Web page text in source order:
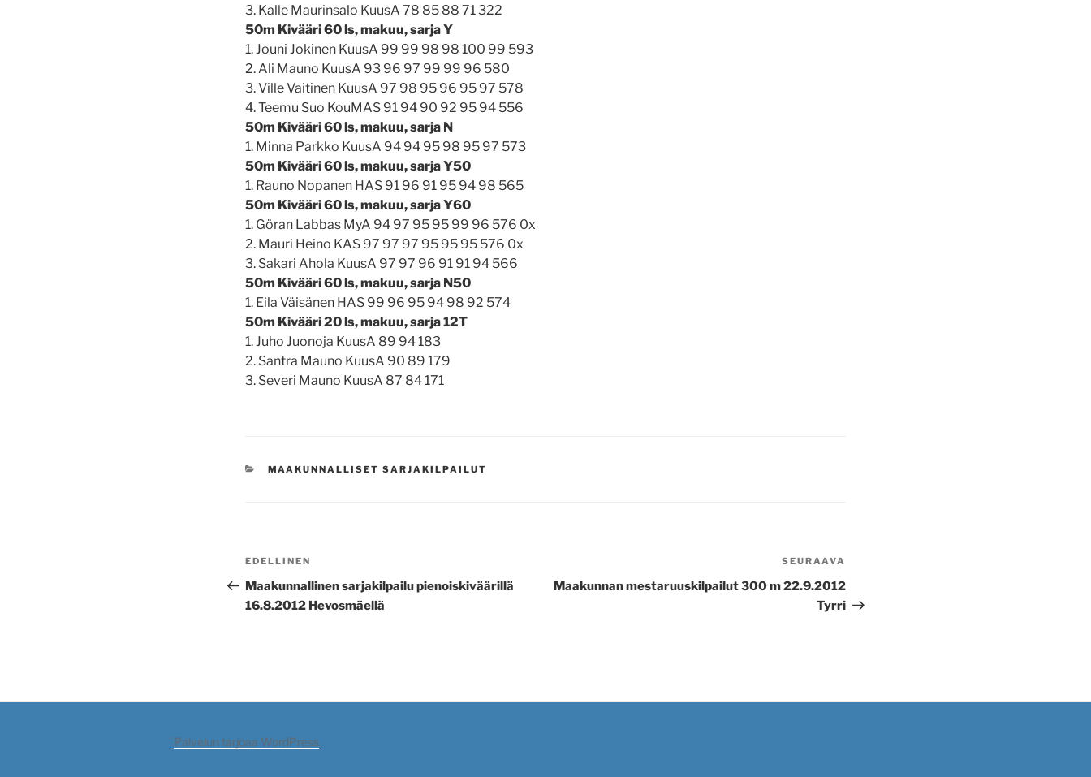
3. Kalle Maurinsalo KuusA 78 85 88 71 322
50m Kivääri 60 ls, makuu, sarja Y
1. Jouni Jokinen KuusA 99 99 98 98 100 99 593
2. Ali Mauno KuusA 93 96 97 99 99 96 580
3. Ville Vaitinen KuusA 97 98 95 96 95 97 578
4. Teemu Suo KouMAS 91 94 90 92 95 94 556
50m Kivääri 60 ls, makuu, sarja N
1. Minna Parkko KuusA 94 94 95 98 95 97 573
50m Kivääri 60 ls, makuu, sarja Y50
1. Rauno Nopanen HAS 91 96 91 95 94 98 565
50m Kivääri 60 ls, makuu, sarja Y60
1. Göran Labbas MyA 94 97 95 95 99 96 576 0x
2. Mauri Heino KAS 97 97 97 95 95 95 576 0x
3. Sakari Ahola KuusA 97 97 96 91 91 94 566
50m Kivääri 60 ls, makuu, sarja N50
1. Eila Väisänen HAS 99 96 95 94 98 92 574
50m Kivääri 20 ls, makuu, sarja 12T
1. Juho Juonoja KuusA 89 94 183
2. Santra Mauno KuusA 90 89 179
3. Severi Mauno KuusA 87 84 171
KATEGORIAT
MAAKUNNALLISET SARJAKILPAILUT
Artikkelien
selaus
Edellinen
artikkeli
EDELLINEN
Maakunnallinen sarjakilpailu pienoiskiväärillä
16.8.2012 Hevosmäellä
artikkeli
SEURAAVA
Maakunnan mestaruuskilpailut 300 m 22.9.2012
Tyrri
Palvelun tarjoaa WordPress